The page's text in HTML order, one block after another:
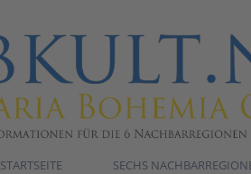
STARTSEITE SECHS